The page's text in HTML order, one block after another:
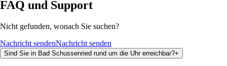
FAQ und Support
Nicht gefunden, wonach Sie suchen?
Nachricht sendenNachricht senden
Sind Sie in Bad Schussenried rund um die Uhr erreichbar?+